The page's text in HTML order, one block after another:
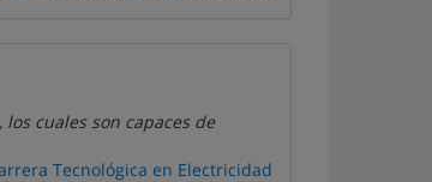
cuales son capaces de
Tecnológica en Electricidad